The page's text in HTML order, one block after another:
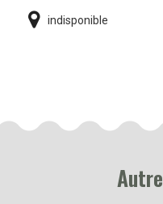
indisponible